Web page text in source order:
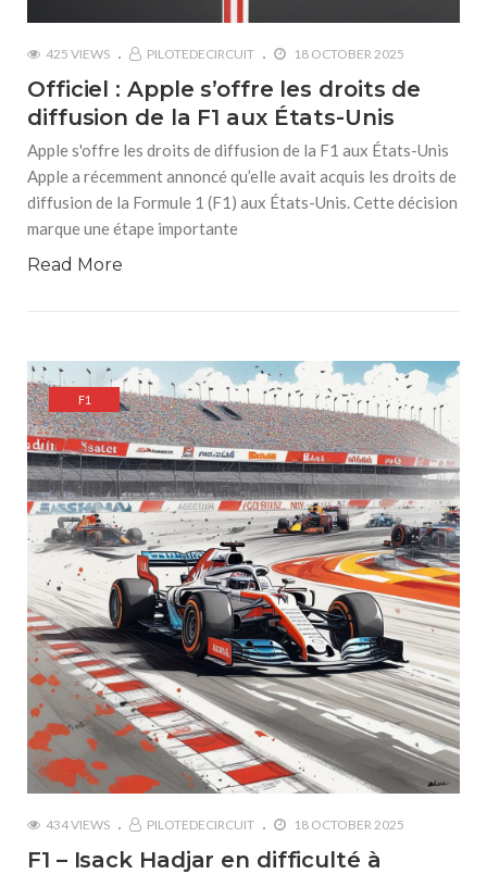
425 VIEWS PILOTEDECIRCUIT 18 OCTOBER 2025
Officiel : Apple s’offre les droits de
diffusion de la F1 aux États-Unis
Apple s'offre les droits de diffusion de la F1 aux États-Unis
Apple a récemment annoncé qu’elle avait acquis les droits de
diffusion de la Formule 1 (F1) aux États-Unis. Cette décision
marque une étape importante
Read More
F1
434 VIEWS PILOTEDECIRCUIT 18 OCTOBER 2025
F1 – Isack Hadjar en difficulté à